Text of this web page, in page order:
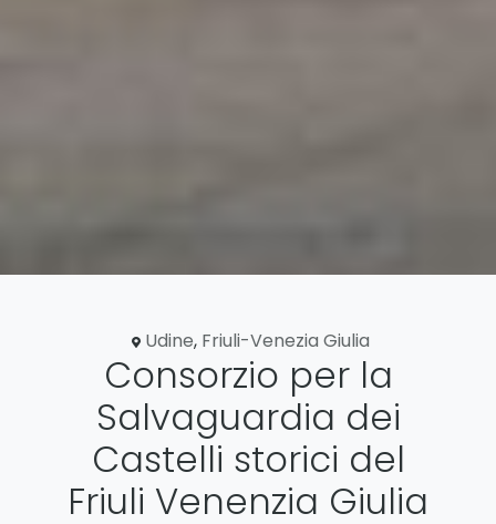
Udine, Friuli-Venezia Giulia
Consorzio per la
Salvaguardia dei
Castelli storici del
Friuli Venenzia Giulia